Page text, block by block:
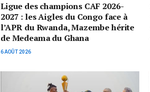
Ligue des champions CAF 2026-
2027 : les Aigles du Congo face à
l’APR du Rwanda, Mazembe hérite
de Medeama du Ghana
6 AOÛT 2026